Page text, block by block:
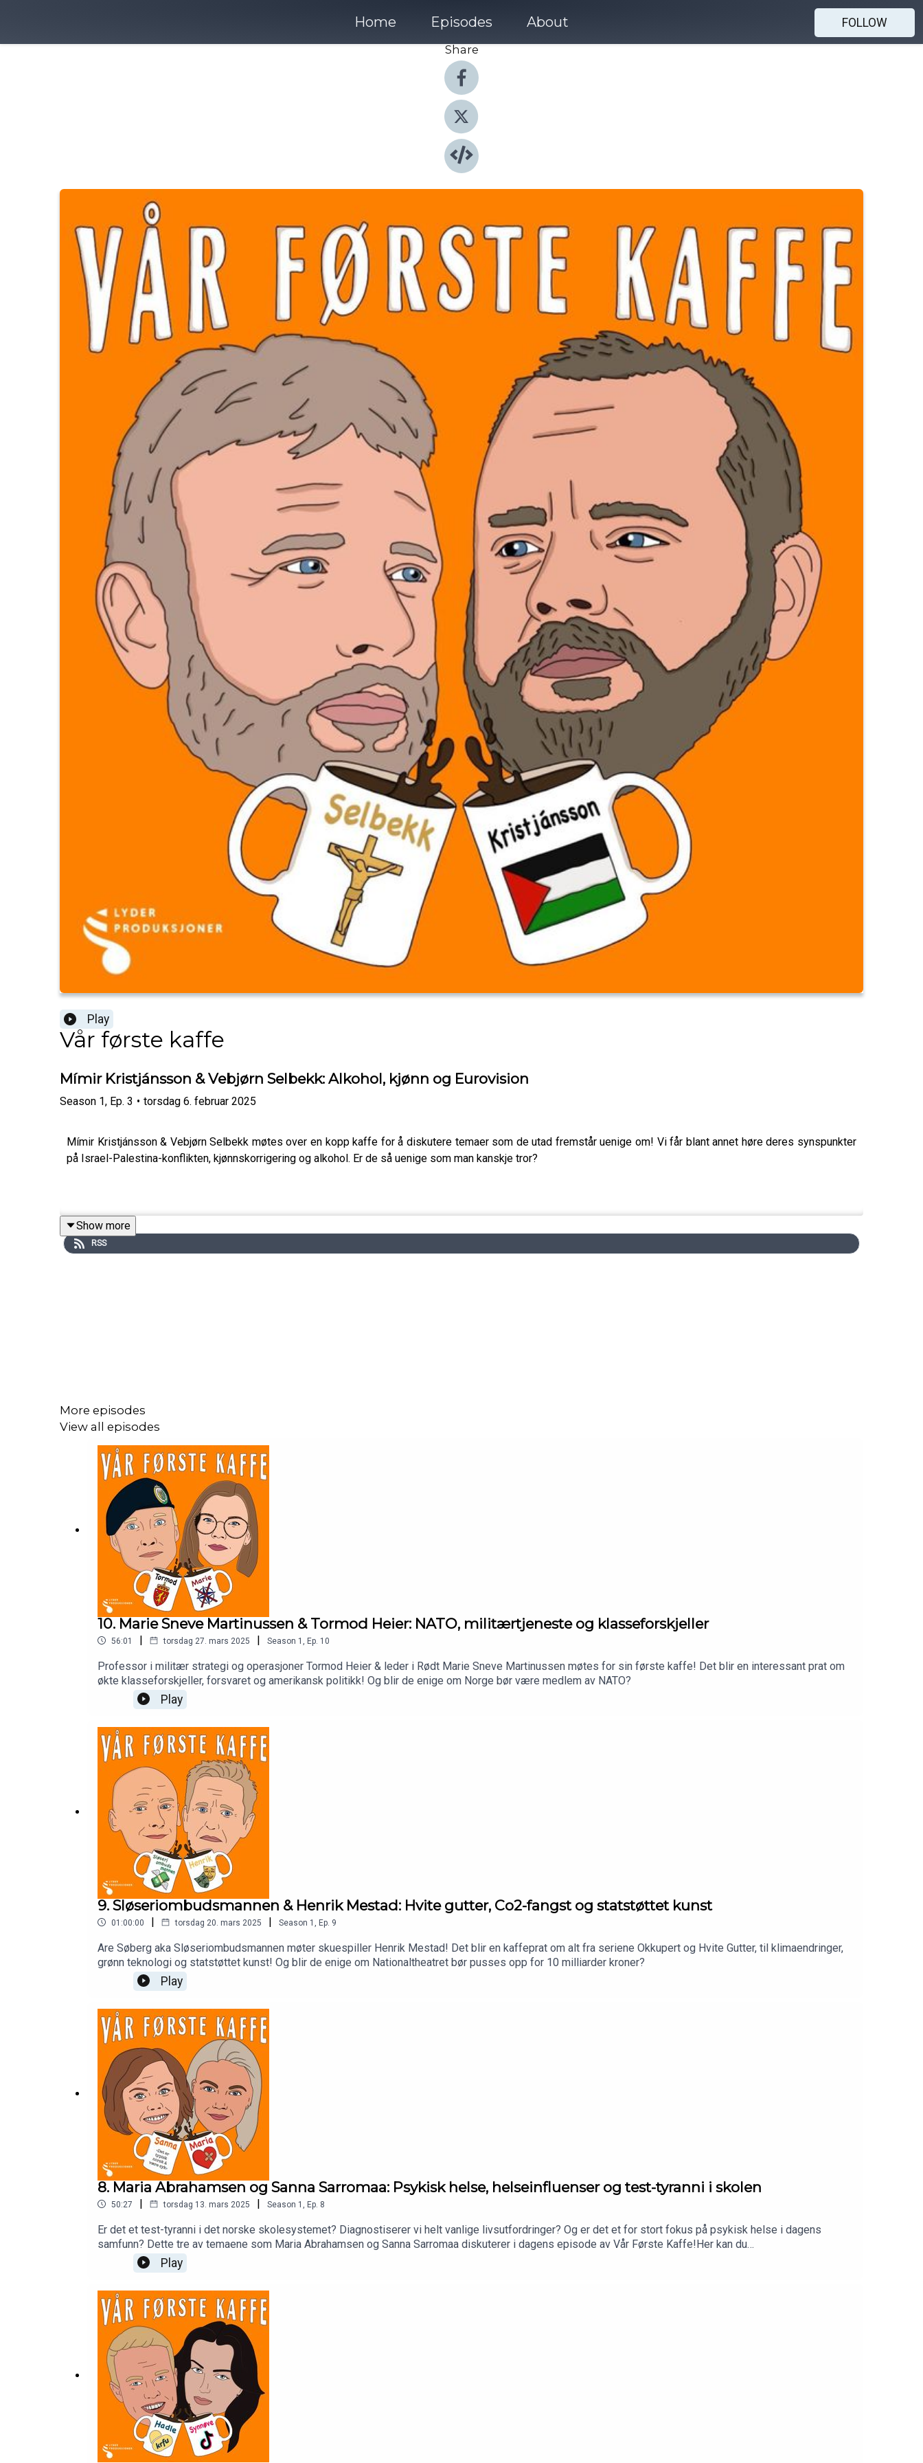
Home Episodes About
FOLLOW
Share
Play
Vår første kaffe
Mímir Kristjánsson & Vebjørn Selbekk: Alkohol, kjønn og Eurovision
Season 1, Ep. 3 • torsdag 6. februar 2025
Mímir Kristjánsson & Vebjørn Selbekk møtes over en kopp kaffe for å diskutere temaer som de utad fremstår uenige om! Vi får blant annet høre deres synspunkter
på Israel-Palestina-konflikten, kjønnskorrigering og alkohol. Er de så uenige som man kanskje tror?
Show more
RSS
More episodes
View all episodes
10. Marie Sneve Martinussen & Tormod Heier: NATO, militærtjeneste og klasseforskjeller
56:01 | torsdag 27. mars 2025 | Season 1 Ep. 10
Professor i militær strategi og operasjoner Tormod Heier & leder i Rødt Marie Sneve Martinussen møtes for sin første kaffe! Det blir en interessant prat om
økte klasseforskjeller, forsvaret og amerikansk politikk! Og blir de enige om Norge bør være medlem av NATO?
Play
9. Sløseriombudsmannen & Henrik Mestad: Hvite gutter, Co2-fangst og statstøttet kunst
01:00:00 | torsdag 20. mars 2025 | Season 1 Ep. 9
Are Søberg aka Sløseriombudsmannen møter skuespiller Henrik Mestad! Det blir en kaffeprat om alt fra seriene Okkupert og Hvite Gutter, til klimaendringer,
grønn teknologi og statstøttet kunst! Og blir de enige om Nationaltheatret bør pusses opp for 10 milliarder kroner?
Play
8. Maria Abrahamsen og Sanna Sarromaa: Psykisk helse, helseinfluenser og test-tyranni i skolen
50:27 | torsdag 13. mars 2025 | Season 1 Ep. 8
Er det et test-tyranni i det norske skolesystemet? Diagnostiserer vi helt vanlige livsutfordringer? Og er det et for stort fokus på psykisk helse i dagens
samfunn? Dette tre av temaene som Maria Abrahamsen og Sanna Sarromaa diskuterer i dagens episode av Vår Første Kaffe!Her kan du
teste BookBeat gratis i hele 45 dager: https://www.bookbeat.com/no/kaffe45?utm_source=podcast&utm_medium=influencer&utm_campaign=NO-kaffe45-
Action-32787&utm_content=Textlink-Offer-45d&utm_term=deal3. Bruk koden "kaffe45", og god lytting!<3
Play